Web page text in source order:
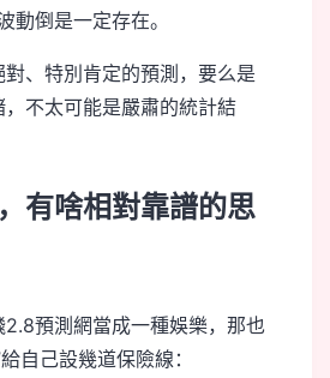
動倒是一定存在。
、特別肯定的預測，要么是
不太可能是嚴肅的統計結
有啥相對靠譜的思
預測網當成一種娛樂，那也
自己設幾道保險線：